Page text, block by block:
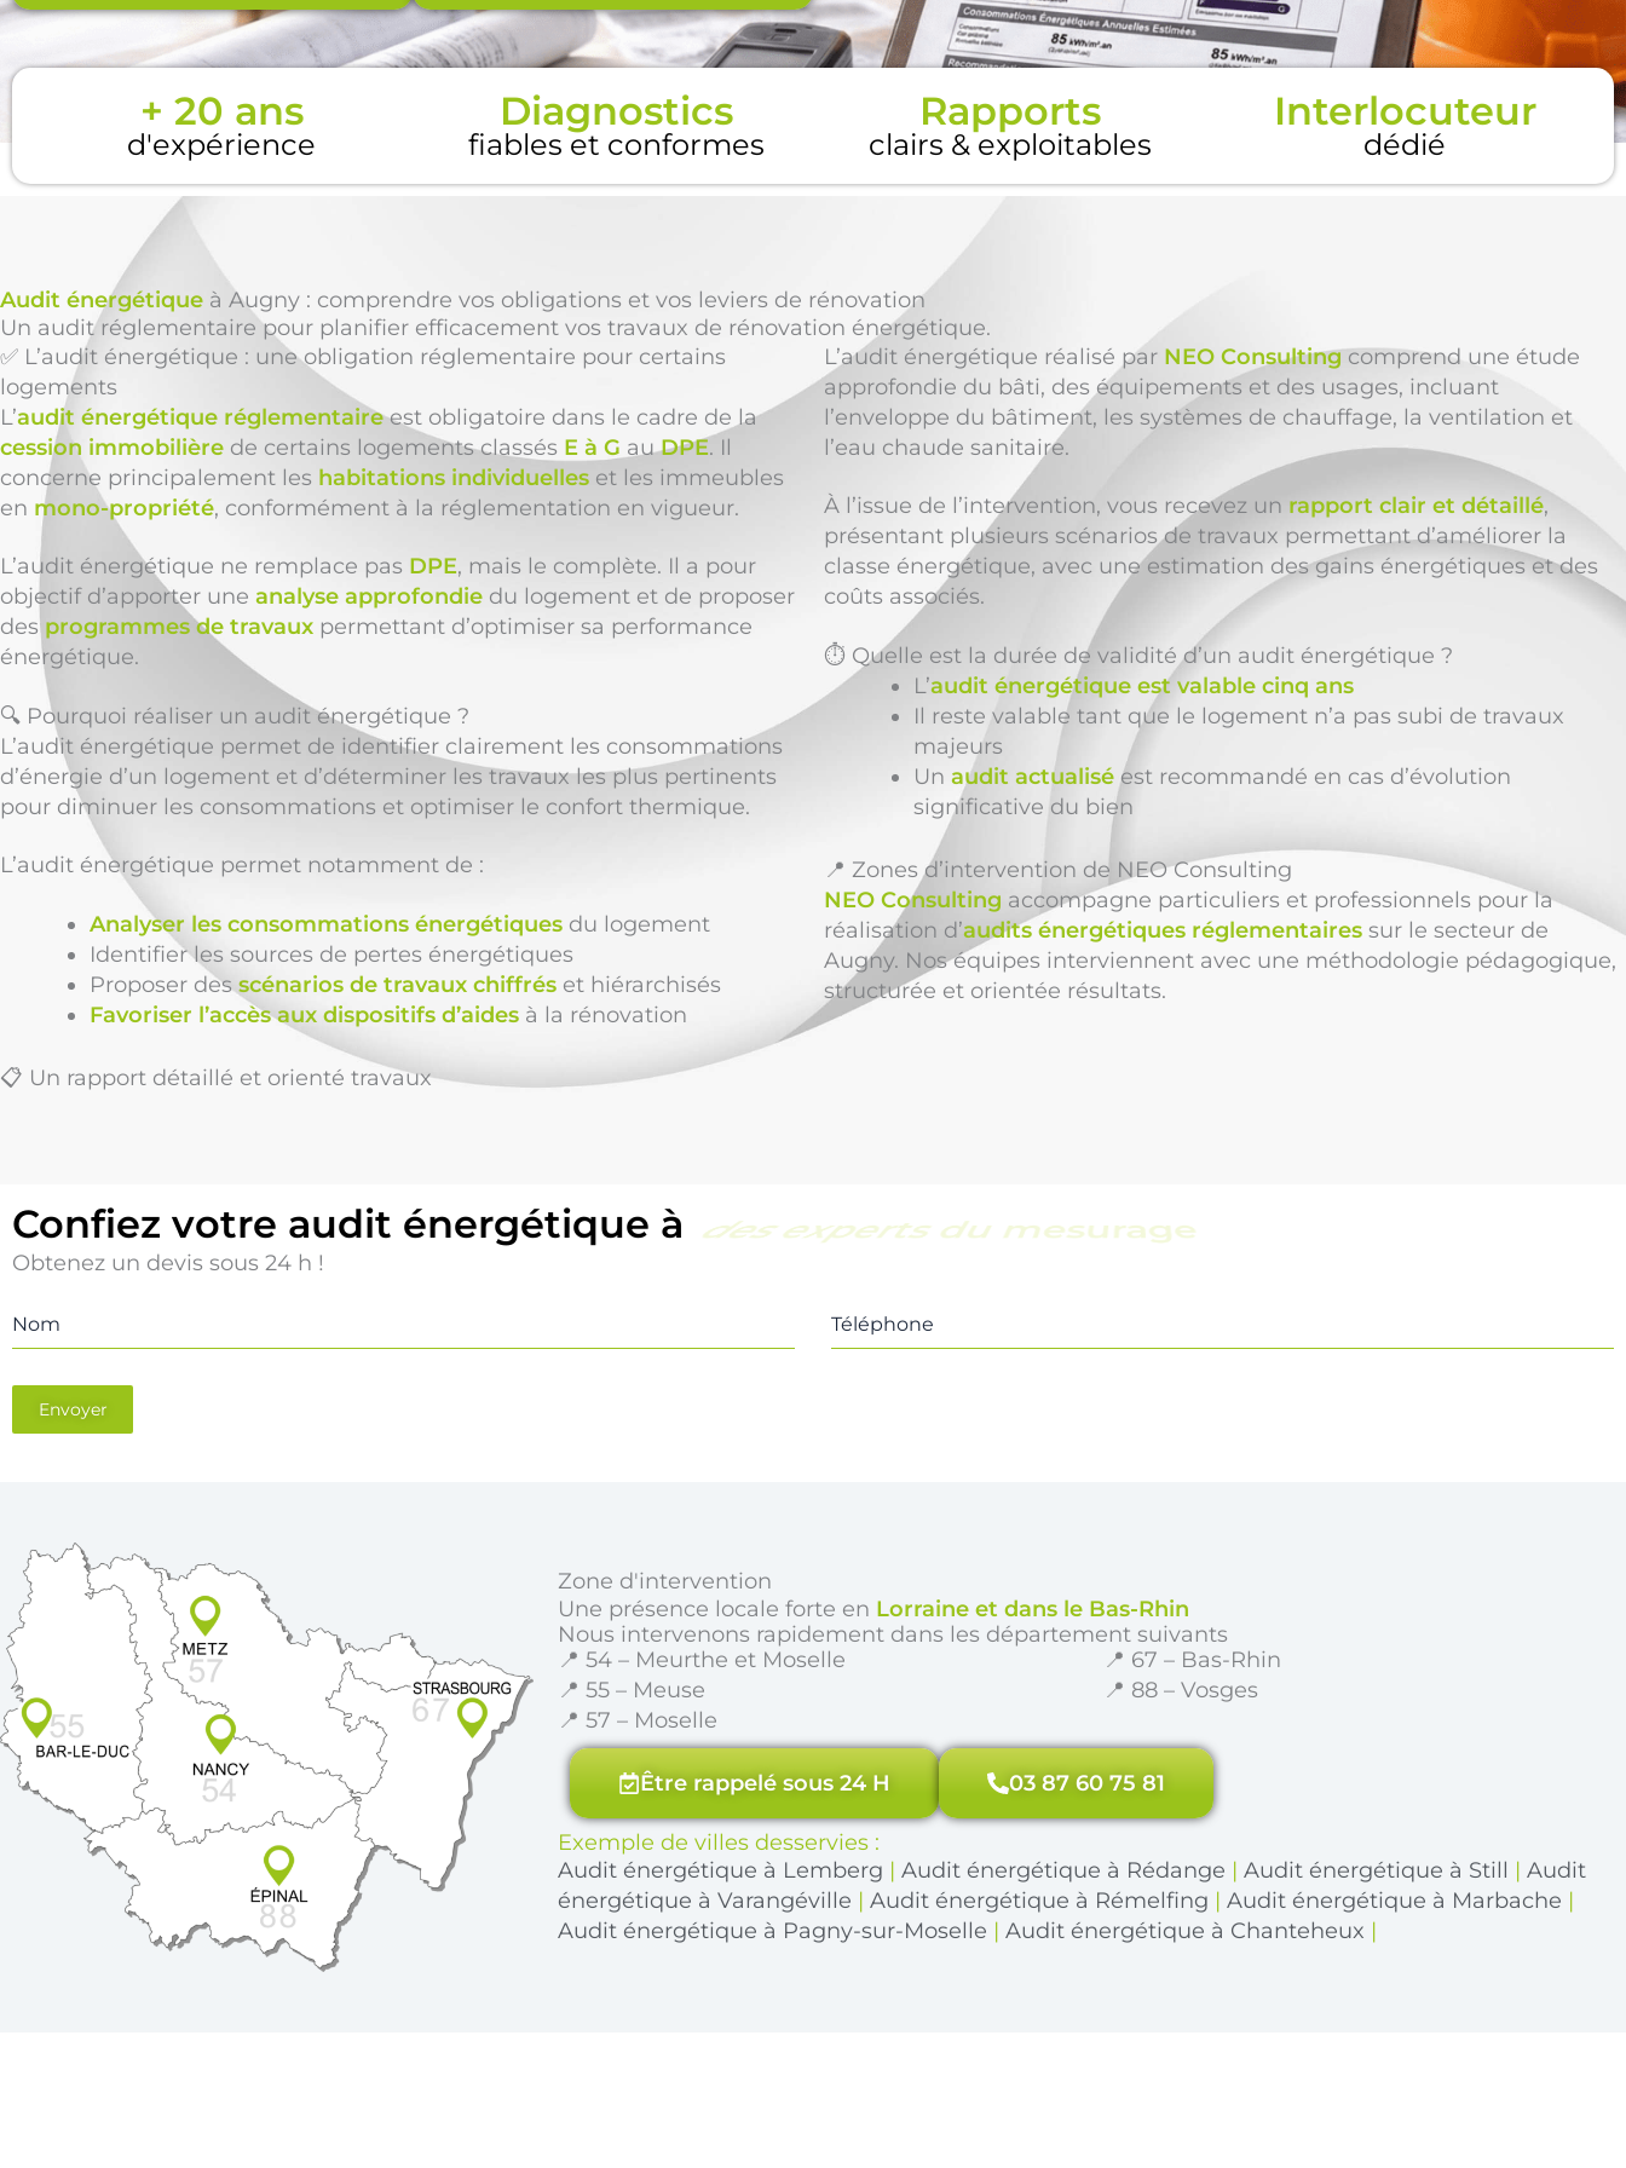
+ 20 ans
d'expérience
Diagnostics
fiables et conformes
Rapports
clairs & exploitables
Interlocuteur
dédié
Audit énergétique à Augny : comprendre vos obligations et vos leviers de rénovation
Un audit réglementaire pour planifier efficacement vos travaux de rénovation énergétique.
✅ L’audit énergétique : une obligation réglementaire pour certains
logements
L’audit énergétique réglementaireest obligatoire dans le cadre de la
cession immobilière de certains logements classés E à G auDPE. Il
concerne principalement les habitations individuelles et les immeubles
en mono-propriété, conformément à la réglementation en vigueur.
L’audit énergétique ne remplace pas DPE, mais le complète. Il a pour
objectif d’apporter une analyse approfondie du logement et de proposer
desprogrammes de travaux permettant d’optimiser sa performance
énergétique.
🔍 Pourquoi réaliser un audit énergétique ?
L’audit énergétique permet de identifier clairement les consommations
d’énergie d’un logement et d’déterminer les travaux les plus pertinents
pour diminuer les consommations et optimiser le confort thermique.
L’audit énergétique permet notamment de :
Analyser les consommations énergétiques du logement
Identifier les sources de pertes énergétiques
Proposer desscénarios de travaux chiffrés et hiérarchisés
Favoriser l’accès aux dispositifs d’aides à la rénovation
📋 Un rapport détaillé et orienté travaux
L’audit énergétique réalisé par NEO Consultingcomprend une étude
approfondie du bâti, des équipements et des usages, incluant
l’enveloppe du bâtiment, les systèmes de chauffage, la ventilation et
l’eau chaude sanitaire.
À l’issue de l’intervention, vous recevez un rapport clair et détaillé,
présentant plusieurs scénarios de travaux permettant d’améliorer la
classe énergétique, avec une estimation des gains énergétiques et des
coûts associés.
⏱️ Quelle est la durée de validité d’un audit énergétique ?
L’audit énergétique est valable cinq ans
Il reste valable tant que le logement n’a pas subi de travaux
majeurs
Un audit actualisé est recommandé en cas d’évolution
significative du bien
📍 Zones d’intervention de NEO Consulting
NEO Consulting accompagne particuliers et professionnels pour la
réalisation d’audits énergétiques réglementaires sur le secteur de
Augny. Nos équipes interviennent avec une méthodologie pédagogique,
structurée et orientée résultats.
Confiez votre audit énergétique à une équipe locale et réactive
Obtenez un devis sous 24 h !
Nom Téléphone
Envoyer
Zone d'intervention
Une présence locale forte en Lorraine et dans le Bas-Rhin
Nous intervenons rapidement dans les département suivants
📍 54 – Meurthe et Moselle
📍 55 – Meuse
📍 57 – Moselle
📍 67 – Bas-Rhin
📍 88 – Vosges
Être rappelé sous 24 H 03 87 60 75 81
Exemple de villes desservies :
Audit énergétique à Lemberg |Audit énergétique à Rédange |Audit énergétique à Still |Audit
énergétique à Varangéville |Audit énergétique à Rémelfing |Audit énergétique à Marbache |
Audit énergétique à Pagny-sur-Moselle |Audit énergétique à Chanteheux |